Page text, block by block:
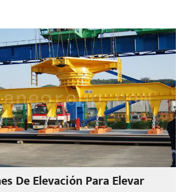
De Elevación Para Elevar